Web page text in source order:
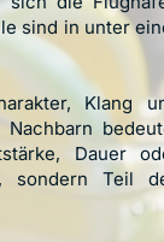
sind in unter
Klang
Dauer
sondern Teil